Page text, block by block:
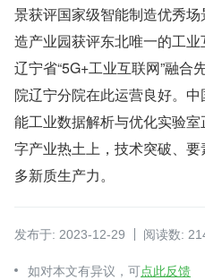
景获评国家级智能制造优秀
造产业园获评东北唯一的工业
辽宁省“5G+工业互联网”融合
院辽宁分院在此运营良好。
能工业数据解析与优化实验
字产业热土上，技术突破、
多新质生产力。
发布于: 2023-12-29 阅读数:
如对本文有异议，可点此反馈